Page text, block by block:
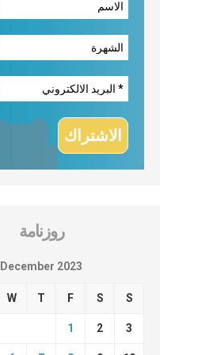
روزنامة
December 2023
W T F S S
1 2 3